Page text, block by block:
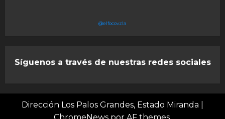
@elfocovzla
Síguenos a través de nuestras redes sociales
Dirección Los Palos Grandes, Estado Miranda